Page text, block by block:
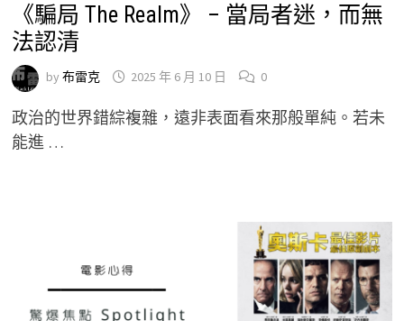
《騙局 The Realm》 – 當局者迷，而無
法認清
by 布雷克 2025 年 6 月 10 日 0
政治的世界錯綜複雜，遠非表面看來那般單純。若未
能進 …